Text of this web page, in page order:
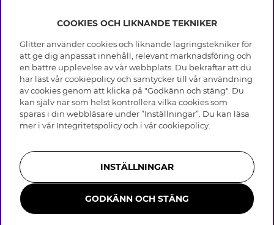
INFO
Leverans
Villkor
Integritetspolicy
Cookies
Medlemsvillkor
Jobba hos Glitter
Återkallelse
OM GLITTER
Black Friday
Våra butiker
Varumärken
Företagshistoria
Visselblåsning
Press & Samarbeten
HJÄLP
Vanliga frågor
Kundservice
Skötselråd skinnhandskar
Storleksguide för ringar
Smycken i rostfritt stål
Bli medlem
COOKIES OCH LIKNANDE TEKNIKER
Glitter använder cookies och liknande lagringstekniker för
att ge dig anpassat innehåll, relevant marknadsföring och
en bättre upplevelse av vår webbplats. Du bekräftar att du
har läst vår cookiepolicy och samtycker till vår användning
av cookies genom att klicka på "Godkänn och stäng". Du
kan själv när som helst kontrollera vilka cookies som
sparas i din webbläsare under ”Inställningar”. Du kan läsa
mer i vår Integritetspolicyoch i vårcookiepolicy
INSTÄLLNINGAR
GODKÄNN OCH STÄNG